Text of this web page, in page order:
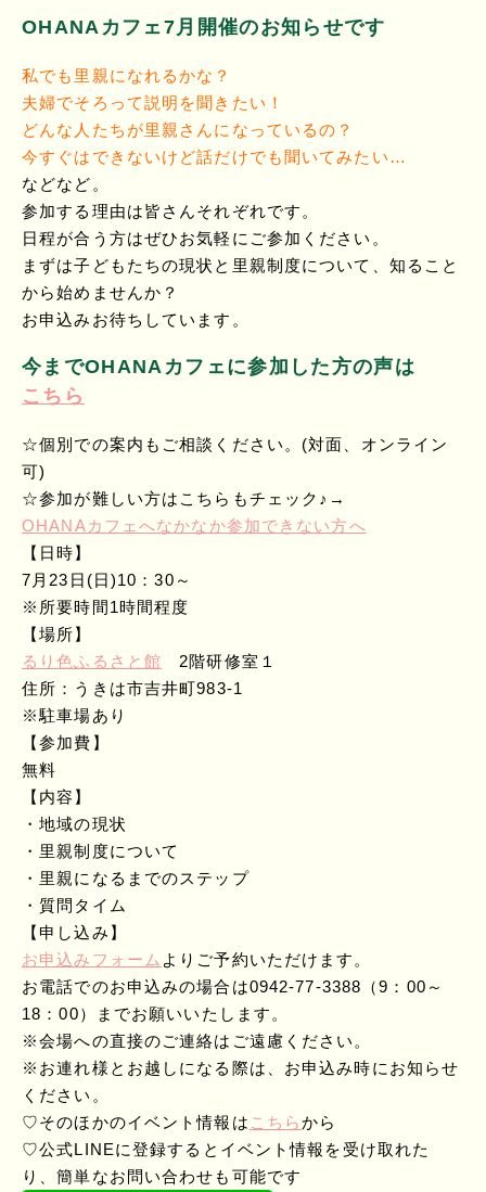
OHANAカフェ7月開催のお知らせです
私でも里親になれるかな？
夫婦でそろって説明を聞きたい！
どんな人たちが里親さんになっているの？
今すぐはできないけど話だけでも聞いてみたい…
などなど。
参加する理由は皆さんそれぞれです。
日程が合う方はぜひお気軽にご参加ください。
まずは子どもたちの現状と里親制度について、知ること
から始めませんか？
お申込みお待ちしています。
今までOHANAカフェに参加した方の声は
こちら
☆個別での案内もご相談ください。(対面、オンライン
可)
☆参加が難しい方はこちらもチェック♪→
OHANAカフェへなかなか参加できない方へ
【日時】
7月23日(日)10：30～
※所要時間1時間程度
【場所】
るり色ふるさと館 2階研修室１
住所：うきは市吉井町983-1
※駐車場あり
【参加費】
無料
【内容】
・地域の現状
・里親制度について
・里親になるまでのステップ
・質問タイム
【申し込み】
お申込みフォーム よりご予約いただけます。
お電話でのお申込みの場合は0942-77-3388（9：00～
18：00）までお願いいたします。
※会場への直接のご連絡はご遠慮ください。
※お連れ様とお越しになる際は、お申込み時にお知らせ
ください。
♡そのほかのイベント情報は こちらから
♡公式LINEに登録するとイベント情報を受け取れた
り、簡単なお問い合わせも可能です